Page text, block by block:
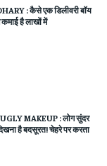
: कैसे एक डिलीवरी बॉय
है लाखों में
MAKEUP : लोग सुंदर
है बदसूरत! चेहरे पर करता